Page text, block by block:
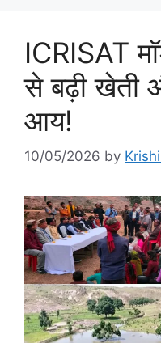
ICRISAT
से बढ़ी खेती
आय!
10/05/2026 by